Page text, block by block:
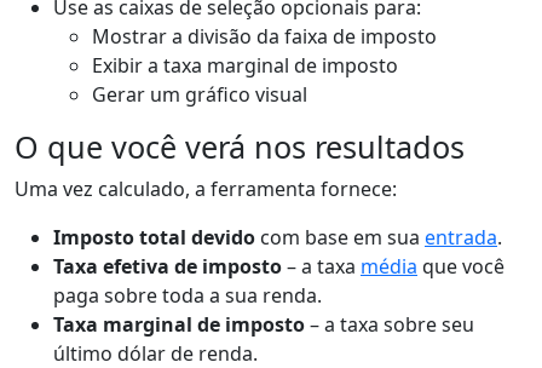
Use as caixas de seleção opcionais para:
Mostrar a divisão da faixa de imposto
Exibir a taxa marginal de imposto
Gerar um gráfico visual
O que você verá nos resultados
Uma vez calculado, a ferramenta fornece:
Imposto total devido com base em sua entrada.
Taxa efetiva de imposto– a taxa média que você
paga sobre toda a sua renda.
Taxa marginal de imposto– a taxa sobre seu
último dólar de renda.